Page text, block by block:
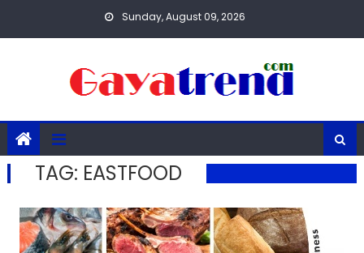
Sunday, August 09, 2026
TAG: EASTFOOD